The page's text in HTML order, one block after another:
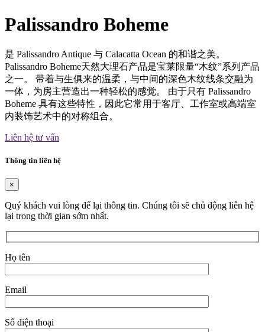
Palissandro Boheme
是 Palissandro Antique 与 Calacatta Ocean 的和谐之美。
Palissandro Boheme天然大理石产品是宝莱限量“木纹”系列产品
之一。 带着与生俱来的温柔，与中间的深色木纹线条交融为
一体，为房主营造出一种轻松的感觉。 由于只有 Palissandro
Boheme 具有这些特性，因此它常用于客厅、工作室或高端室
内装饰艺术中的对称组合。
Liên hệ tư vấn
Thông tin liên hệ
×
Quý khách vui lòng để lại thông tin. Chúng tôi sẽ chủ động liên hệ
lại trong thời gian sớm nhất.
Họ tên
Email
Số điện thoại